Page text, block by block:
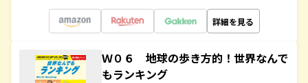
詳細を見る
Ｗ０６ 地球の歩き方的！世界なんで
もランキング